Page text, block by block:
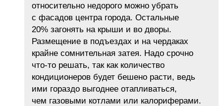
относительно недорого можно убрать
с фасадов центра города. Остальные
20% загонять на крыши и во дворы.
Размещение в подъездах и на чердаках
крайне сомнительная затея. Надо срочно
что-то решать, так как количество
кондиционеров будет бешено расти, ведь
ими гораздо выгоднее отапливаться,
чем газовыми котлами или калориферами.